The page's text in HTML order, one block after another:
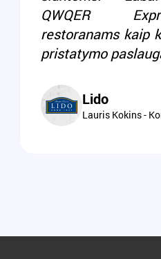
QWQER
restoranams kaip
pristatymo
Lido
Lauris Kokins -